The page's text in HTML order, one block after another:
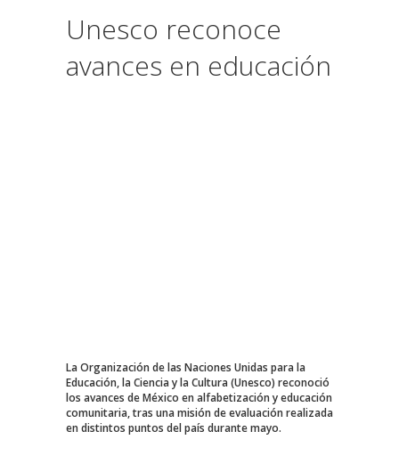
Unesco reconoce
avances en educación
La Organización de las Naciones Unidas para la
Educación, la Ciencia y la Cultura (Unesco) reconoció
los avances de México en alfabetización y educación
comunitaria, tras una misión de evaluación realizada
en distintos puntos del país durante mayo.